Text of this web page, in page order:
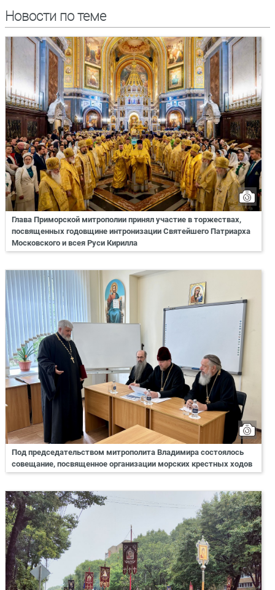
Новости по теме
Глава Приморской митрополии принял участие в торжествах,
посвященных годовщине интронизации Святейшего Патриарха
Московского и всея Руси Кирилла
Под председательством митрополита Владимира состоялось
совещание, посвященное организации морских крестных ходов